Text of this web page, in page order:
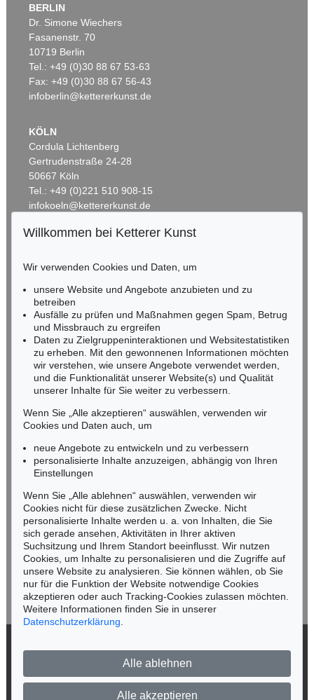
Auktion 406 - Lot 30
E. KIRCHNER
Zwei mit Katzen spielende Mädchen. 1907. Frauen- und Männerkopf , 1924
Ergebnis:€ 1.740.000
Auktion 514 - Lot 236
Ergebnis:€ 1.645.000
Auktion 496 - Lot 133
Heimkehrende Ziegenherde, 1920
Ergebnis:€ 1.525.000
Sertigweg, 1937
Ergebnis:€ 1.465.000
Auktion 535 - Lot 45
Ergebnis:
BERLIN
Dr. Simone Wiechers
Fasanenstr. 70
10719 Berlin
Tel.: +49 (0)30 88 67 53-63
Fax: +49 (0)30 88 67 56-43
infoberlin@kettererkunst.de
KÖLN
Cordula Lichtenberg
Gertrudenstraße 24-28
50667 Köln
Tel.: +49 (0)221 510 908-15
infokoeln@kettererkunst.de
RHEINLAND-PFALZ
Miriam Heß
Tel.: +49 (0)62 21 58 80-038
Fax: +49 (0)62 21 58 80-595
infoheidelberg@kettererkunst.de
NORDDEUTSCHLAND
Nico Kassel, M.A.
Tel.: +49 (0)89 55244-164
Mobil: +49 (0)171 8618661
n.kassel@kettererkunst.de
Keine Auktion mehr verpassen!
Wir informieren Sie rechtzeitig.
Jetzt zum Newsletter anmelden >
Impressum
Willkommen bei Ketterer Kunst
Wir verwenden Cookies und Daten, um
unsere Website und Angebote anzubieten und zu
betreiben
Ausfälle zu prüfen und Maßnahmen gegen Spam, Betrug
und Missbrauch zu ergreifen
Daten zu Zielgruppeninteraktionen und Websitestatistiken
zu erheben. Mit den gewonnenen Informationen möchten
wir verstehen, wie unsere Angebote verwendet werden,
und die Funktionalität unserer Website(s) und Qualität
unserer Inhalte für Sie weiter zu verbessern.
Wenn Sie „Alle akzeptieren“ auswählen, verwenden wir
Cookies und Daten auch, um
neue Angebote zu entwickeln und zu verbessern
personalisierte Inhalte anzuzeigen, abhängig von Ihren
Einstellungen
Wenn Sie „Alle ablehnen“ auswählen, verwenden wir
Cookies nicht für diese zusätzlichen Zwecke. Nicht
personalisierte Inhalte werden u. a. von Inhalten, die Sie
sich gerade ansehen, Aktivitäten in Ihrer aktiven
Suchsitzung und Ihrem Standort beeinflusst. Wir nutzen
Cookies, um Inhalte zu personalisieren und die Zugriffe auf
unsere Website zu analysieren. Sie können wählen, ob Sie
nur für die Funktion der Website notwendige Cookies
akzeptieren oder auch Tracking-Cookies zulassen möchten.
Weitere Informationen finden Sie in unserer
Datenschutzerklärung
Alle ablehnen
Alle akzeptieren